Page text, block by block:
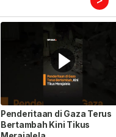
Penderitaan di Gaza Terus
Bertambah Kini Tikus